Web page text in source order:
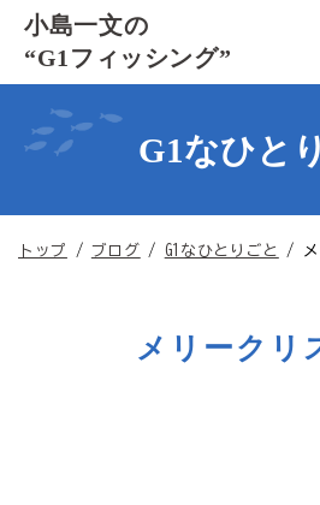
このページの本文へ
小島一文の
“G1フィッシング”
G1なひと
現
トップ / ブログ / G1なひとりごと /
メリークリ